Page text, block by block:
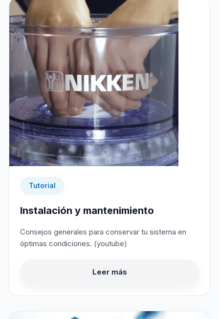
Tutorial
Instalación y mantenimiento
Consejos generales para conservar tu sistema en
óptimas condiciones. (youtube)
Leer más